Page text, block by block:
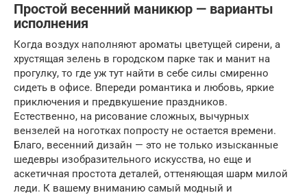
Простой весенний маникюр — варианты
исполнения
Когда воздух наполняют ароматы цветущей сирени, а
хрустящая зелень в городском парке так и манит на
прогулку, то где уж тут найти в себе силы смиренно
сидеть в офисе. Впереди романтика и любовь, яркие
приключения и предвкушение праздников.
Естественно, на рисование сложных, вычурных
вензелей на ноготках попросту не остается времени.
Благо, весенний дизайн — это не только изысканные
шедевры изобразительного искусства, но еще и
аскетичная простота деталей, оттеняющая шарм милой
леди. К вашему вниманию самый модный и